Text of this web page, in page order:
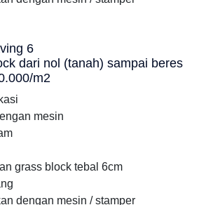
6
dari nol (tanah) sampai beres
m2
mesin
grass block tebal 6cm
dengan mesin / stamper